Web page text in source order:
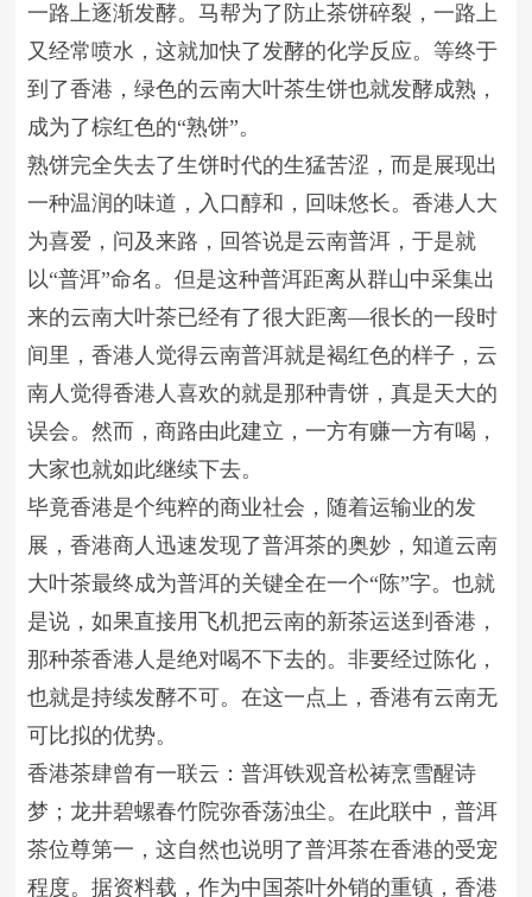
一路上逐渐发酵。马帮为了防止茶饼碎裂，一路上
又经常喷水，这就加快了发酵的化学反应。等终于
到了香港，绿色的云南大叶茶生饼也就发酵成熟，
成为了棕红色的“熟饼”。
熟饼完全失去了生饼时代的生猛苦涩，而是展现出
一种温润的味道，入口醇和，回味悠长。香港人大
为喜爱，问及来路，回答说是云南普洱，于是就
以“普洱”命名。但是这种普洱距离从群山中采集出
来的云南大叶茶已经有了很大距离—很长的一段时
间里，香港人觉得云南普洱就是褐红色的样子，云
南人觉得香港人喜欢的就是那种青饼，真是天大的
误会。然而，商路由此建立，一方有赚一方有喝，
大家也就如此继续下去。
毕竟香港是个纯粹的商业社会，随着运输业的发
展，香港商人迅速发现了普洱茶的奥妙，知道云南
大叶茶最终成为普洱的关键全在一个“陈”字。也就
是说，如果直接用飞机把云南的新茶运送到香港，
那种茶香港人是绝对喝不下去的。非要经过陈化，
也就是持续发酵不可。在这一点上，香港有云南无
可比拟的优势。
香港茶肆曾有一联云：普洱铁观音松祷烹雪醒诗
梦；龙井碧螺春竹院弥香荡浊尘。在此联中，普洱
茶位尊第一，这自然也说明了普洱茶在香港的受宠
程度。据资料载，作为中国茶叶外销的重镇，香港